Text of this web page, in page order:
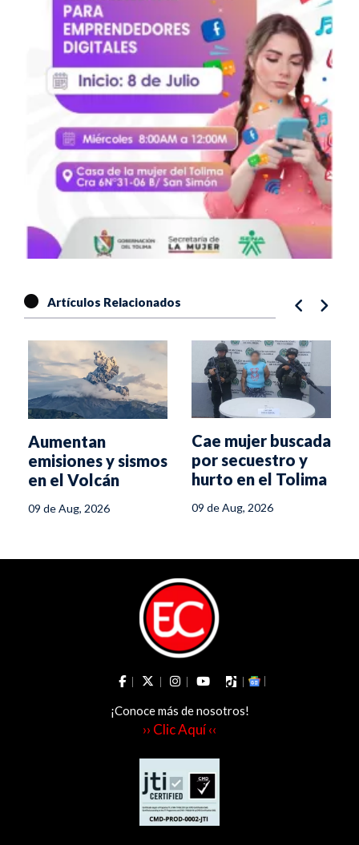
Artículos Relacionados
Aumentan
emisiones y sismos
en el Volcán
09 de Aug, 2026
Cae mujer buscada
por secuestro y
hurto en el Tolima
09 de Aug, 2026
¡Conoce más de nosotros!
›› Clic Aquí ‹‹